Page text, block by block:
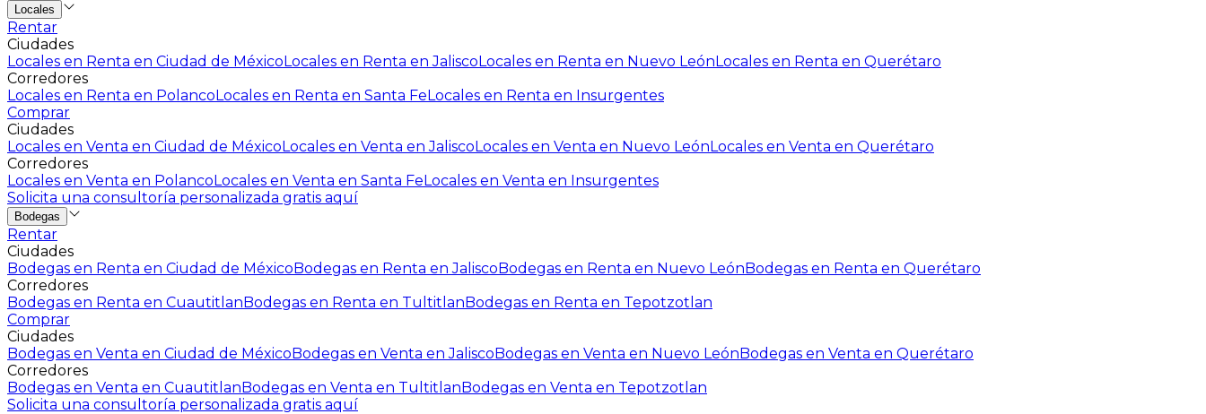
Locales
Rentar
Ciudades
Locales en Renta en Ciudad de MéxicoLocales en Renta en JaliscoLocales en Renta en Nuevo LeónLocales en Renta en Querétaro
Corredores
Locales en Renta en PolancoLocales en Renta en Santa FeLocales en Renta en Insurgentes
Comprar
Ciudades
Locales en Venta en Ciudad de MéxicoLocales en Venta en JaliscoLocales en Venta en Nuevo LeónLocales en Venta en Querétaro
Corredores
Locales en Venta en PolancoLocales en Venta en Santa FeLocales en Venta en Insurgentes
Solicita una consultoría personalizada gratis aquí
Bodegas
Rentar
Ciudades
Bodegas en Renta en Ciudad de MéxicoBodegas en Renta en JaliscoBodegas en Renta en Nuevo LeónBodegas en Renta en Querétaro
Corredores
Bodegas en Renta en CuautitlanBodegas en Renta en TultitlanBodegas en Renta en Tepotzotlan
Comprar
Ciudades
Bodegas en Venta en Ciudad de MéxicoBodegas en Venta en JaliscoBodegas en Venta en Nuevo LeónBodegas en Venta en Querétaro
Corredores
Bodegas en Venta en CuautitlanBodegas en Venta en TultitlanBodegas en Venta en Tepotzotlan
Solicita una consultoría personalizada gratis aquí